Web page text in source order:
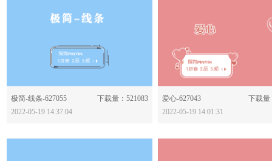
分享：
极简-线条-627055
下载量：521083
2022-05-19 14:37:04
爱心-627043
下载量
2022-05-19 14:01:31